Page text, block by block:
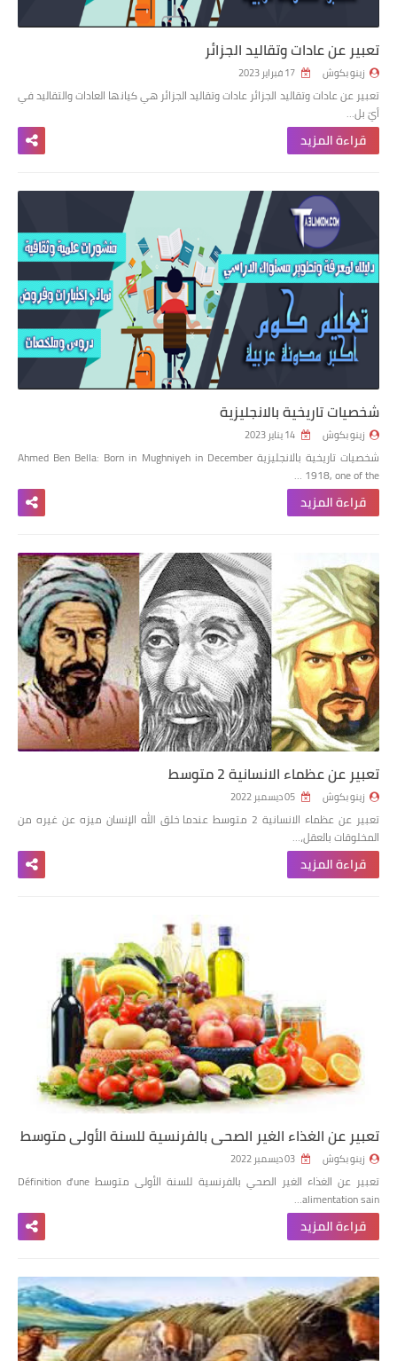
تعبير عن عادات وتقاليد الجزائر
زينو بكوش
تعبير عن عادات وتقاليد الجزائر عادات وتقاليد الجزائر هي كيانها العادات والتقاليد في
أيّ بل…
قراءة المزيد
شخصيات تاريخية بالانجليزية
زينو بكوش
شخصيات تاريخية بالانجليزية Ahmed Ben Bella: Born in Mughniyeh in December
1918, one of the …
قراءة المزيد
تعبير عن عظماء الانسانية 2 متوسط
زينو بكوش
تعبير عن عظماء الانسانية 2 متوسط عندما خلق الله الإنسان ميزه عن غيره من
المخلوقات بالعقل،…
قراءة المزيد
تعبير عن الغذاء الغير الصحي بالفرنسية للسنة الأولى متوسط
زينو بكوش
تعبير عن الغذاء الغير الصحي بالفرنسية للسنة الأولى متوسط Définition d’une
alimentation sain…
قراءة المزيد